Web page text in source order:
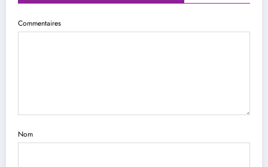
Commentaires
Nom